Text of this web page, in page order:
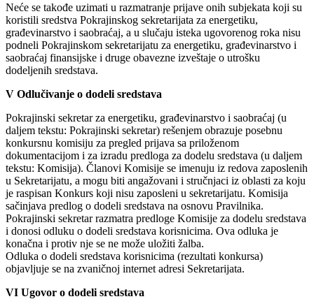
Neće se takođe uzimati u razmatranje prijave onih subjekata koji su
koristili sredstva Pokrajinskog sekretarijata za energetiku,
građevinarstvo i saobraćaj, a u slučaju isteka ugovorenog roka nisu
podneli Pokrajinskom sekretarijatu za energetiku, građevinarstvo i
saobraćaj finansijske i druge obavezne izveštaje o utrošku
dodeljenih sredstava.
V Odlučivanje o dodeli sredstava
Pokrajinski sekretar za energetiku, građevinarstvo i saobraćaj (u
daljem tekstu: Pokrajinski sekretar) rešenjem obrazuje posebnu
konkursnu komisiju za pregled prijava sa priloženom
dokumentacijom i za izradu predloga za dodelu sredstava (u daljem
tekstu: Komisija). Članovi Komisije se imenuju iz redova zaposlenih
u Sekretarijatu, a mogu biti angažovani i stručnjaci iz oblasti za koju
je raspisan Konkurs koji nisu zaposleni u sekretarijatu. Komisija
sačinjava predlog o dodeli sredstava na osnovu Pravilnika.
Pokrajinski sekretar razmatra predloge Komisije za dodelu sredstava
i donosi odluku o dodeli sredstava korisnicima. Ova odluka je
konačna i protiv nje se ne može uložiti žalba.
Odluka o dodeli sredstava korisnicima (rezultati konkursa)
objavljuje se na zvaničnoj internet adresi Sekretarijata.
VI Ugovor o dodeli sredstava